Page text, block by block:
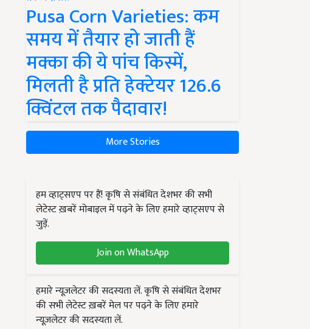
Pusa Corn Varieties: कम
समय में तैयार हो जाती हैं
मक्का की ये पांच किस्में,
मिलती है प्रति हेक्टेयर 126.6
क्विंटल तक पैदावार!
More Stories
हम व्हाट्सएप पर हैं! कृषि से संबंधित देशभर की सभी
लेटेस्ट ख़बरें मोबाइल में पढ़ने के लिए हमारे व्हाट्सएप से
जुड़ें.
Join on WhatsApp
हमारे न्यूज़लेटर की सदस्यता लें. कृषि से संबंधित देशभर
की सभी लेटेस्ट ख़बरें मेल पर पढ़ने के लिए हमारे
न्यूज़लेटर की सदस्यता लें.